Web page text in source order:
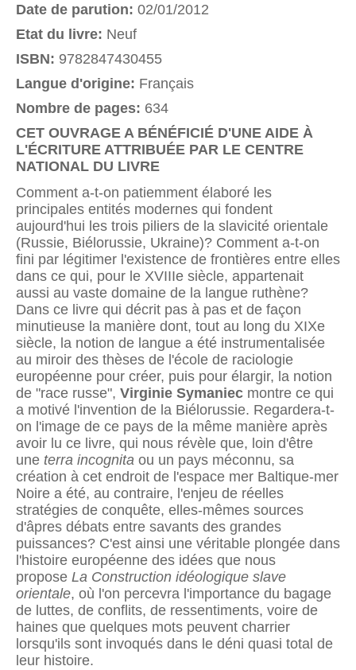
Date de parution: 02/01/2012
Etat du livre: Neuf
ISBN: 9782847430455
Langue d'origine: Français
Nombre de pages: 634
CET OUVRAGE A BÉNÉFICIÉ D'UNE AIDE À
L'ÉCRITURE ATTRIBUÉE PAR LE CENTRE
NATIONAL DU LIVRE
Comment a-t-on patiemment élaboré les
principales entités modernes qui fondent
aujourd'hui les trois piliers de la slavicité orientale
(Russie, Biélorussie, Ukraine)? Comment a-t-on
fini par légitimer l'existence de frontières entre elles
dans ce qui, pour le XVIIIe siècle, appartenait
aussi au vaste domaine de la langue ruthène?
Dans ce livre qui décrit pas à pas et de façon
minutieuse la manière dont, tout au long du XIXe
siècle, la notion de langue a été instrumentalisée
au miroir des thèses de l'école de raciologie
européenne pour créer, puis pour élargir, la notion
de "race russe", Virginie Symaniec montre ce qui
a motivé l'invention de la Biélorussie. Regardera-t-
on l'image de ce pays de la même manière après
avoir lu ce livre, qui nous révèle que, loin d'être
une terra incognita ou un pays méconnu, sa
création à cet endroit de l'espace mer Baltique-mer
Noire a été, au contraire, l'enjeu de réelles
stratégies de conquête, elles-mêmes sources
d'âpres débats entre savants des grandes
puissances? C'est ainsi une véritable plongée dans
l'histoire européenne des idées que nous
propose La Construction idéologique slave
orientale, où l'on percevra l'importance du bagage
de luttes, de conflits, de ressentiments, voire de
haines que quelques mots peuvent charrier
lorsqu'ils sont invoqués dans le déni quasi total de
leur histoire.